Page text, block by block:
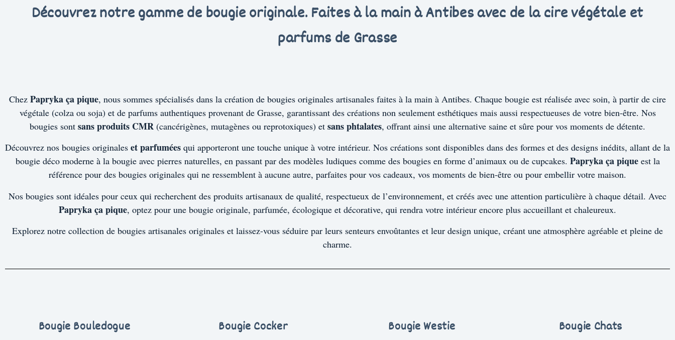
Découvrez notre gamme de bougie originale. Faites à la main à Antibes avec de la cire végétale et
parfums de Grasse
Chez Papryka ça pique, nous sommes spécialisés dans la création de bougies originales artisanales faites à la main à Antibes. Chaque bougie est réalisée avec soin, à partir de cire
végétale (colza ou soja) et de parfums authentiques provenant de Grasse, garantissant des créations non seulement esthétiques mais aussi respectueuses de votre bien-être. Nos
bougies sont sans produits CMR (cancérigènes, mutagènes ou reprotoxiques) et sans phtalates, offrant ainsi une alternative saine et sûre pour vos moments de détente.
Découvrez nos bougies originales et parfumées qui apporteront une touche unique à votre intérieur. Nos créations sont disponibles dans des formes et des designs inédits, allant de la
bougie déco moderne à la bougie avec pierres naturelles, en passant par des modèles ludiques comme des bougies en forme d’animaux ou de cupcakes. Papryka ça piqueest la
référence pour des bougies originales qui ne ressemblent à aucune autre, parfaites pour vos cadeaux, vos moments de bien-être ou pour embellir votre maison.
Nos bougies sont idéales pour ceux qui recherchent des produits artisanaux de qualité, respectueux de l’environnement, et créés avec une attention particulière à chaque détail. Avec
Papryka ça pique, optez pour une bougie originale, parfumée, écologique et décorative, qui rendra votre intérieur encore plus accueillant et chaleureux.
Explorez notre collection de bougies artisanales originales et laissez-vous séduire par leurs senteurs envoûtantes et leur design unique, créant une atmosphère agréable et pleine de
charme.
Bougie Bouledogue Bougie Cocker Bougie Westie Bougie Chats